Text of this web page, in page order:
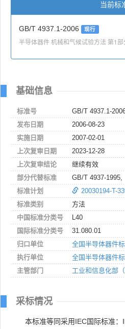
当前标
GB/T 4937.1-2006 现行
半导体器件 机械和气候试验方法 第1部
基础信息
标准号
GB/T 4937.1-
发布日期
2006-08-23
实施日期
2007-02-01
上次复审日期
2023-12-28
上次复审结论
继续有效
部分代替标准
GB/T 4937-1995,
标准计划
20030194-T-
标准类别
方法
中国标准分类号
L40
国际标准分类号
31.080.01
归口单位
全国半导体器件
执行单位
全国半导体器件
主管部门
工业和信息化部（
采标情况
本标准等同采用IEC国际标准：